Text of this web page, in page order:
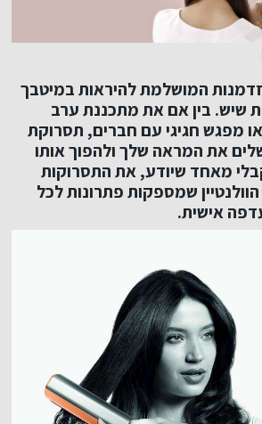
המושלמת להיראות במיטבך
שיש. בין אם את מתכננת ערב
או מפגש חגיגי עם חברים, תסרוקת
את המראה שלך ולהפוך אותו
מאחד שיודע, את התסרוקות
שמספקות פתרונות לכל
אישית.